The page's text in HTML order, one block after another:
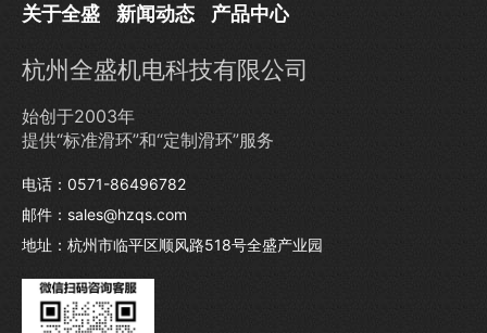
关于全盛 新闻动态 产品中心
杭州全盛机电科技有限公司
始创于2003年
提供“标准滑环”和“定制滑环”服务
电话：0571-86496782
邮件：sales@hzqs.com
地址：杭州市临平区顺风路518号全盛产业园